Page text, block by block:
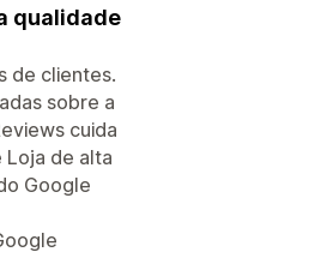
qualidade
de clientes.
sobre a
cuida
de alta
Google